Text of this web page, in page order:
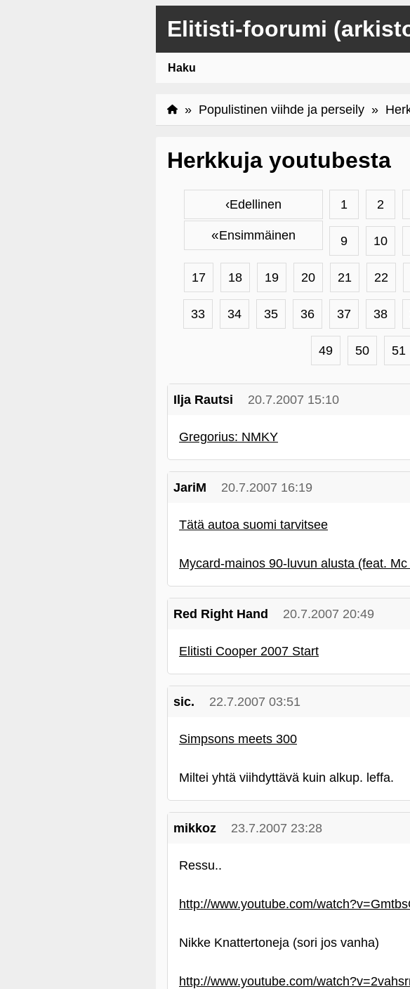
Elitisti-foorumi
Haku
» Populistinen viihde ja perseily »
Herkkuja youtubesta
‹Edellinen
«Ensimmäinen
1 2
9 10
17 18 19 20 21 22
33 34 35 36 37 38
49 50 51
Ilja Rautsi 20.7.2007 15:10
Gregorius: NMKY
JariM 20.7.2007 16:19
Tätä autoa suomi tarvitsee
Mycard-mainos 90-luvun alusta (feat.
Red Right Hand 20.7.2007 20:49
Elitisti Cooper 2007 Start
sic. 22.7.2007 03:51
Simpsons meets 300
Miltei yhtä viihdyttävä kuin alkup. leffa.
mikkoz 23.7.2007 23:28
Ressu..
http://www.youtube.com/
Nikke Knattertoneja (sori jos vanha)
http://www.youtube.com/